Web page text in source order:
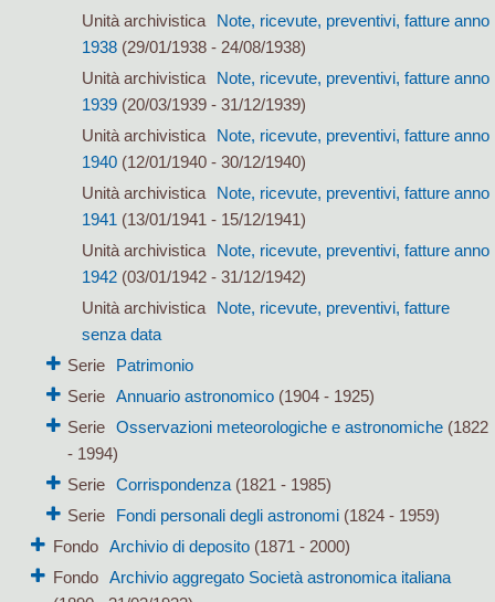
Unità archivistica
Note, ricevute, preventivi, fatture anno
1938 (29/01/1938 - 24/08/1938)
Unità archivistica
Note, ricevute, preventivi, fatture anno
1939 (20/03/1939 - 31/12/1939)
Unità archivistica
Note, ricevute, preventivi, fatture anno
1940 (12/01/1940 - 30/12/1940)
Unità archivistica
Note, ricevute, preventivi, fatture anno
1941 (13/01/1941 - 15/12/1941)
Unità archivistica
Note, ricevute, preventivi, fatture anno
1942 (03/01/1942 - 31/12/1942)
Unità archivistica
Note, ricevute, preventivi, fatture
senza data
Serie
Patrimonio
Serie Annuario astronomico(1904 - 1925)
Serie Osservazioni meteorologiche e astronomiche(1822
- 1994)
Serie Corrispondenza(1821 - 1985)
Serie
Fondi personali degli astronomi(1824 - 1959)
Fondo
Archivio di deposito(1871 - 2000)
Fondo
Archivio aggregato Società astronomica italiana